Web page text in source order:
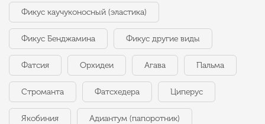
Фикус каучуконосный (эластика)
Фикус Бенджамина Фикус другие виды
Фатсия Орхидеи Агава Пальма
Строманта Фатсхедера Циперус
Якобиния Адиантум (папоротник)